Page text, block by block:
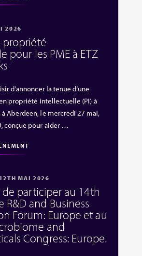
2026
propriété
pour les PME à ETZ
d’annoncer la tenue d’une
propriété intellectuelle (PI) à
à Aberdeen, le mercredi 27 mai,
conçue pour aider …
MAI 2026
de participer au 14th
and Business
Forum: Europe et au
and
Congress: Europe.